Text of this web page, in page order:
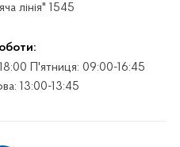
лінія" 1545
П'ятниця: 09:00-16:45
13:00-13:45